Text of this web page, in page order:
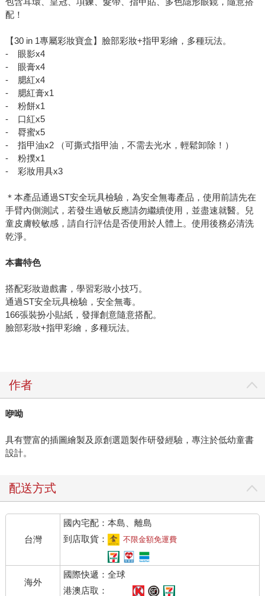
配！
【30 in 1專屬彩妝寶盒】臉部彩妝+指甲彩繪，多種玩法。
- 眼影x4
- 眼膏x4
- 腮紅x4
- 腮紅膏x1
- 粉餅x1
- 口紅x5
- 脣蜜x5
- 指甲油x2 （可撕式指甲油，不需去光水，輕鬆卸除！）
- 粉撲x1
- 彩妝用具x3
＊本產品通過ST安全玩具檢驗，為安全無毒產品，使用前請先在
手臂內側測試，若發生過敏反應請勿繼續使用，並盡速就醫。兒
童皮膚較敏感，請自行評估是否使用於人體上。使用後務必清洗
乾淨。
本書特色
搭配彩妝遊戲書，學習彩妝小技巧。
通過ST安全玩具檢驗，安全無毒。
166張裝扮小貼紙，發揮創意隨意搭配。
臉部彩妝+指甲彩繪，多種玩法。
作者
咿呦
具有豐富的插圖繪製及原創選題製作研發經驗，專注於低幼童書
設計。
配送方式
台灣
國內宅配：本島、離島
到店取貨：
不限金額免運費
海外
國際快遞：全球
港澳店取：